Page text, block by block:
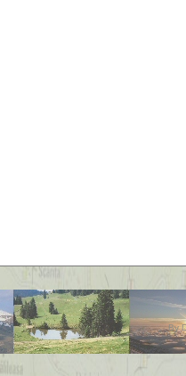
By